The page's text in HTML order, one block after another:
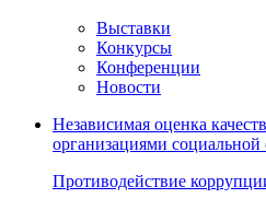
Выставки
Конкурсы
Конференции
Новости
Независимая оценка
организациями
Противодействие